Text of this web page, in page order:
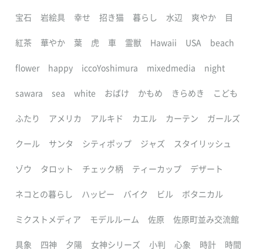
宝石 岩絵具 幸せ 招き猫 暮らし 水辺 爽やか 目
紅茶 華やか 葉 虎 車 霊獣 Hawaii USA beach
flower happy iccoYoshimura mixedmedia night
sawara sea white おばけ かもめ きらめき こども
ふたり アメリカ アルキド カエル カーテン ガールズ
クール サンタ シティポップ ジャズ スタイリッシュ
ゾウ タロット チェック柄 ティーカップ デザート
ネコとの暮らし ハッピー バイク ビル ボタニカル
ミクストメディア モデルルーム 佐原 佐原町並み交流館
具象 四神 夕陽 女神シリーズ 小判 心象 時計 時間